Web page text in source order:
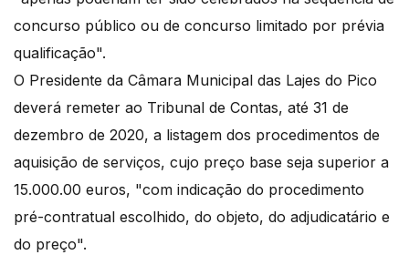
concurso público ou de concurso limitado por prévia
qualificação".
O Presidente da Câmara Municipal das Lajes do Pico
deverá remeter ao Tribunal de Contas, até 31 de
dezembro de 2020, a listagem dos procedimentos de
aquisição de serviços, cujo preço base seja superior a
15.000.00 euros, "com indicação do procedimento
pré-contratual escolhido, do objeto, do adjudicatário e
do preço".